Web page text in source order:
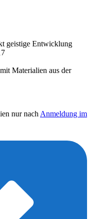
geistige Entwicklung
Materialien aus der
nur nach Anmeldung im